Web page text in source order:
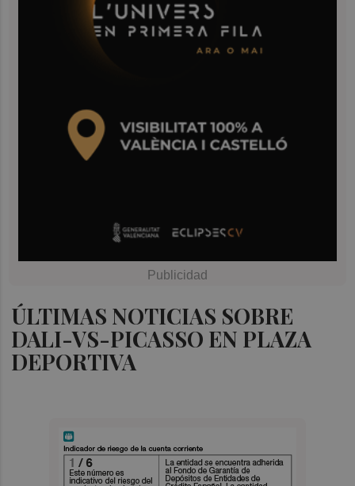
ÚLTIMAS NOTICIAS SOBRE
DALI-VS-PICASSO EN PLAZA
DEPORTIVA